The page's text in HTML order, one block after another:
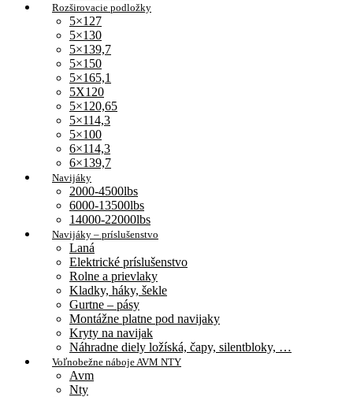
Rozširovacie podložky
5×127
5×130
5×139,7
5×150
5×165,1
5X120
5×120,65
5×114,3
5×100
6×114,3
6×139,7
Navijáky
2000-4500lbs
6000-13500lbs
14000-22000lbs
Navijáky – príslušenstvo
Laná
Elektrické príslušenstvo
Rolne a prievlaky
Kladky, háky, šekle
Gurtne – pásy
Montážne platne pod navijaky
Kryty na navijak
Náhradne diely ložíská, čapy, silentbloky, …
Voľnobežne náboje AVM NTY
Avm
Nty